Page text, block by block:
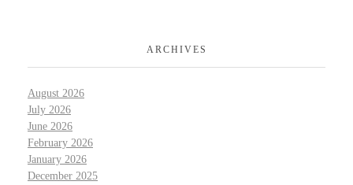
ARCHIVES
August 2026
July 2026
June 2026
February 2026
January 2026
December 2025